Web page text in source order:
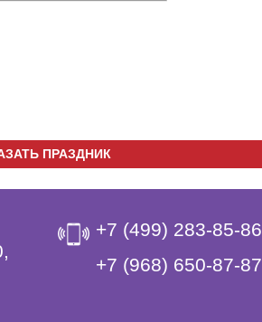
ПРАЗДНИК
+7 (499) 283-85-86
‎+7 (968) 650-87-87